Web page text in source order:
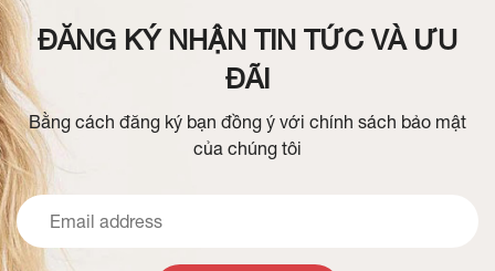
ĐĂNG KÝ NHẬN TIN TỨC VÀ ƯU
ĐÃI
Bằng cách đăng ký bạn đồng ý với chính sách bảo mật
của chúng tôi